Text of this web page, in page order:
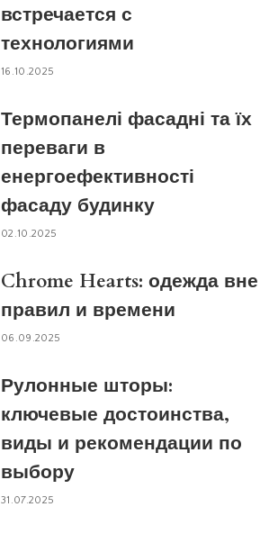
встречается с
технологиями
16.10.2025
Термопанелі фасадні та їх
переваги в
енергоефективності
фасаду будинку
02.10.2025
Chrome Hearts: одежда вне
правил и времени
06.09.2025
Рулонные шторы:
ключевые достоинства,
виды и рекомендации по
выбору
31.07.2025